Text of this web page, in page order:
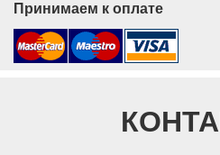
Принимаем к оплате